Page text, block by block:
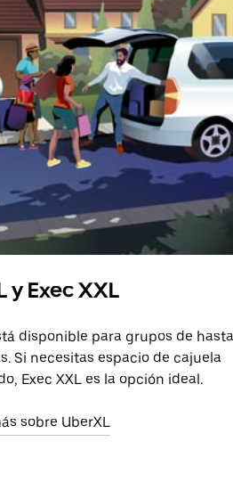
y Exec XXL
disponible para grupos de hasta
Si necesitas espacio de cajuela
Exec XXL es la opción ideal.
sobre UberXL